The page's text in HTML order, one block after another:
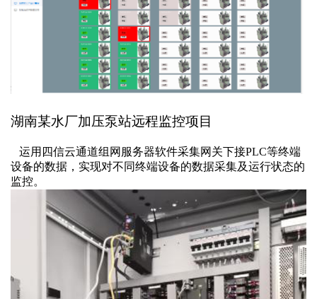
湖南某水厂加压泵站远程监控项目
运用四信云通道组网 服务器软件采集网关下接PLC等终端
设备的数据，实现对不同终端设备的数据采集及运行状态的
监控。